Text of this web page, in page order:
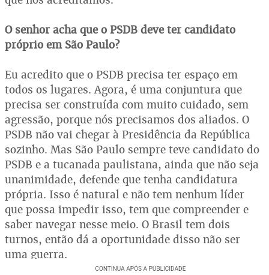
O senhor acha que o PSDB deve ter candidato
próprio em São Paulo?
Eu acredito que o PSDB precisa ter espaço em
todos os lugares. Agora, é uma conjuntura que
precisa ser construída com muito cuidado, sem
agressão, porque nós precisamos dos aliados. O
PSDB não vai chegar à Presidência da República
sozinho. Mas São Paulo sempre teve candidato do
PSDB e a tucanada paulistana, ainda que não seja
unanimidade, defende que tenha candidatura
própria. Isso é natural e não tem nenhum líder
que possa impedir isso, tem que compreender e
saber navegar nesse meio. O Brasil tem dois
turnos, então dá a oportunidade disso não ser
uma guerra.